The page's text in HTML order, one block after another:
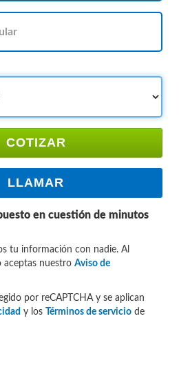
COTIZAR
LLAMAR
en cuestión de minutos
tu información con nadie. Al
aceptas nuestro Aviso de
por reCAPTCHA y se aplican
y los Términos de servicio de